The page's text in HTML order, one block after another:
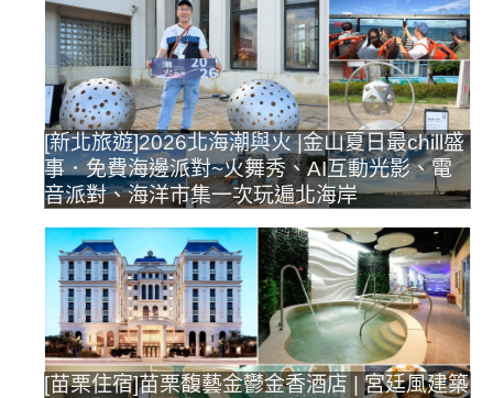
[新北旅遊]2026北海潮與火 |金山夏日最chill盛
事．免費海邊派對~火舞秀、AI互動光影、電
音派對、海洋市集一次玩遍北海岸
[苗栗住宿]苗栗馥藝金鬱金香酒店 | 宮廷風建築